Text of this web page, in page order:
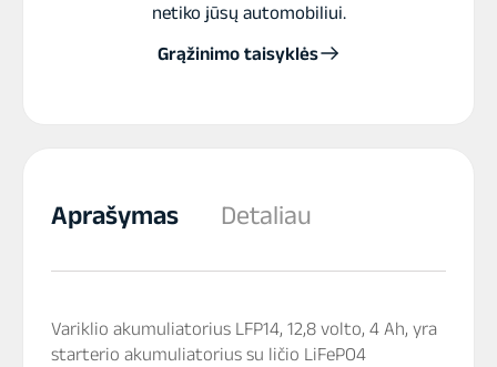
netiko jūsų automobiliui.
Grąžinimo taisyklės
Aprašymas Detaliau
Variklio akumuliatorius LFP14, 12,8 volto, 4 Ah, yra
starterio akumuliatorius su ličio LiFePO4